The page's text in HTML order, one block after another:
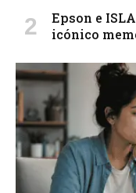
Epson e
icónico